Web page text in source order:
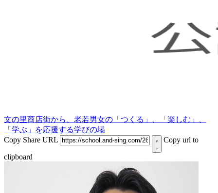
文の里商店街から、老若男女の「つくる」、「楽しむ」、
「学ぶ」を応援する学びの場
Copy Share URL
Copy url to
clipboard